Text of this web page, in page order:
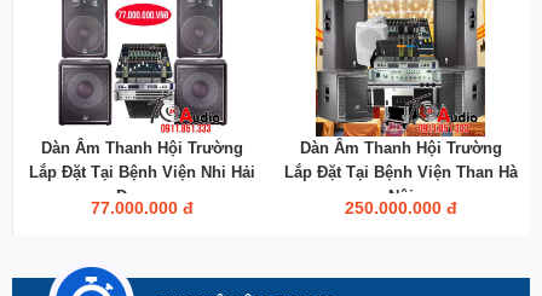
Dàn Âm Thanh Hội Trường
Lắp Đặt Tại Bệnh Viện Nhi Hải
Dương
77.000.000 đ
Dàn Âm Thanh Hội Trường
Lắp Đặt Tại Bệnh Viện Than Hà
Nội
250.000.000 đ